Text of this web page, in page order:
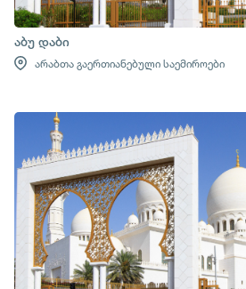
აბუ დაბი
არაბთა გაერთიანებული საემიროები